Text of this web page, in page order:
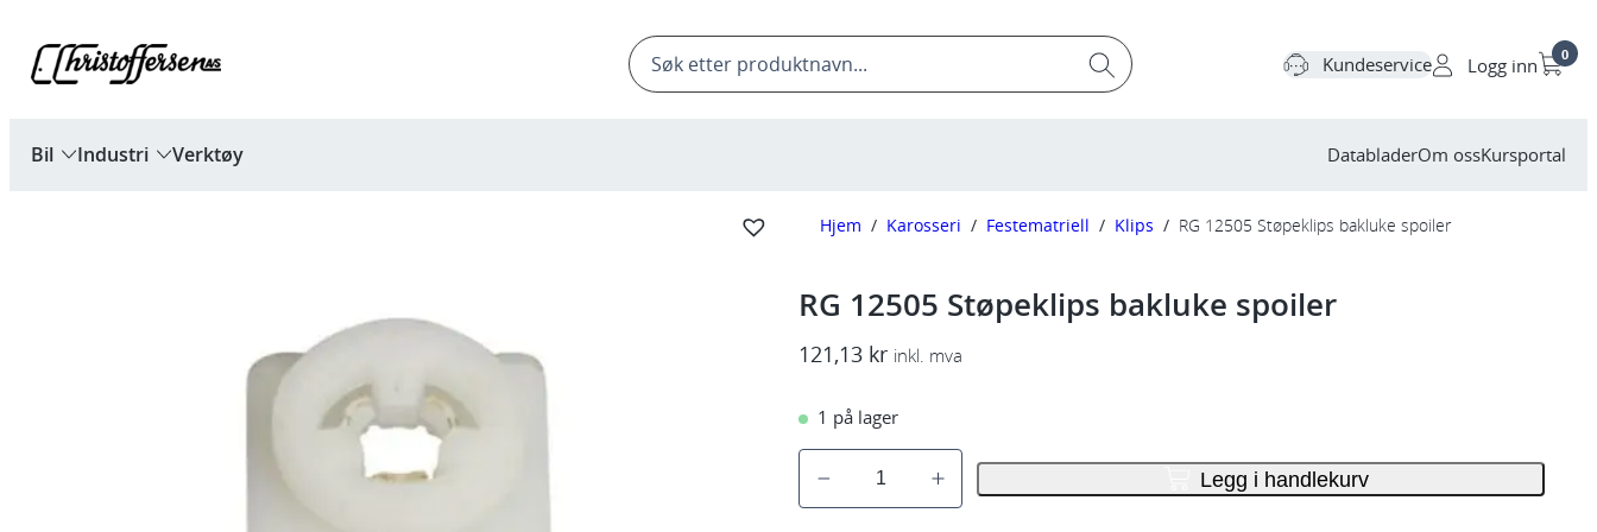
innhold
Products
search Kundeservice Logg inn 0
Bil Industri Verktøy DatabladerOm ossKursportal
Hjem / Karosseri / Festematriell / Klips / RG 12505 Støpeklips bakluke spoiler
RG 12505 Støpeklips bakluke spoiler
121,13 kr inkl. mva
1 på lager
G
Legg i handlekurv